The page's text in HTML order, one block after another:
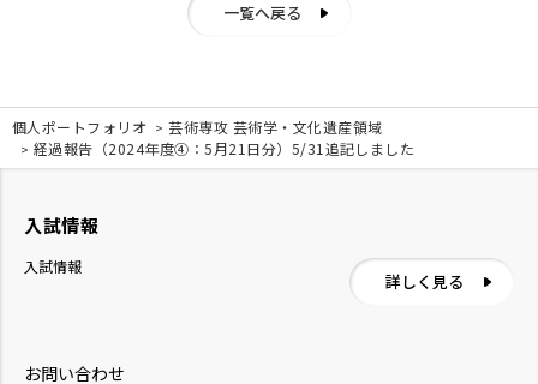
一覧へ戻る
個人ポートフォリオ
芸術専攻 芸術学・文化遺産領域
経過報告（2024年度④：5月21日分）5/31追記しました
お問い合わせ
入試情報
入試情報
詳しく見る